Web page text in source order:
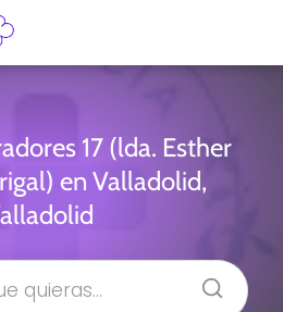
17 (lda. Esther
en Valladolid,